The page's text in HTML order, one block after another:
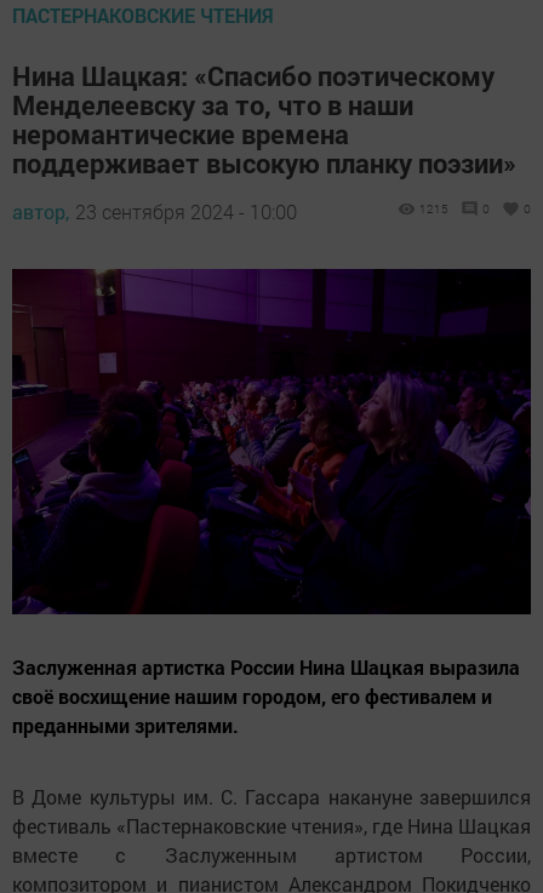
ПАСТЕРНАКОВСКИЕ ЧТЕНИЯ
Нина Шацкая: «Спасибо поэтическому
Менделеевску за то, что в наши
неромантические времена
поддерживает высокую планку поэзии»
автор, 23 сентября 2024 - 10:00 1215 0 0
Заслуженная артистка России Нина Шацкая выразила
своё восхищение нашим городом, его фестивалем и
преданными зрителями.
В Доме культуры им. С. Гассара накануне завершился
фестиваль «Пастернаковские чтения», где Нина Шацкая
вместе с Заслуженным артистом России,
композитором и пианистом Александром Покидченко